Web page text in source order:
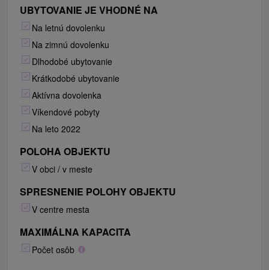
UBYTOVANIE JE VHODNÉ NA
Na letnú dovolenku
Na zimnú dovolenku
Dlhodobé ubytovanie
Krátkodobé ubytovanie
Aktívna dovolenka
Víkendové pobyty
Na leto 2022
POLOHA OBJEKTU
V obci / v meste
SPRESNENIE POLOHY OBJEKTU
V centre mesta
MAXIMÁLNA KAPACITA
Počet osôb